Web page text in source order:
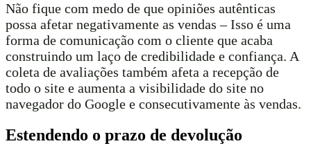
Não fique com medo de que opiniões autênticas
possa afetar negativamente as vendas – Isso é uma
forma de comunicação com o cliente que acaba
construindo um laço de credibilidade e confiança. A
coleta de avaliações também afeta a recepção de
todo o site e aumenta a visibilidade do site no
navegador do Google e consecutivamente às vendas.
Estendendo o prazo de devolução